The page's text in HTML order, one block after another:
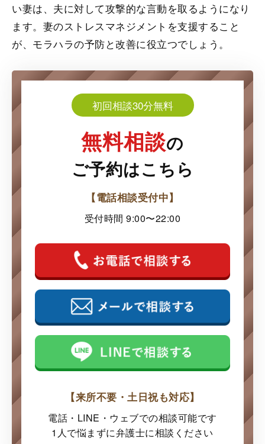
い妻は、夫に対して攻撃的な言動を取るようになり
ます。妻のストレスマネジメントを支援すること
が、モラハラの予防と改善に役立つでしょう。
初回相談30分無料
無料相談の
ご予約はこちら
【電話相談受付中】
受付時間 9:00〜22:00
【来所不要・土日祝も対応】
電話・LINE・ウェブでの相談可能です
1人で悩まずに弁護士に相談ください